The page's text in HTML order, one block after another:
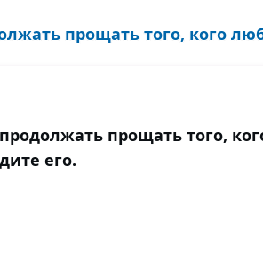
прощать того, кого
прощать того,
его.